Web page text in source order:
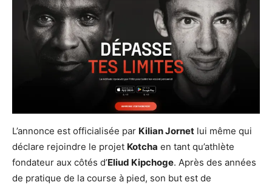
L’annonce est officialisée par Kilian Jornet lui même qui
déclare rejoindre le projet Kotcha en tant qu’athlète
fondateur aux côtés d’Eliud Kipchoge. Après des années
de pratique de la course à pied, son but est de